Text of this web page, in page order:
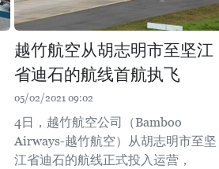
越竹航空从胡志明市至坚江
省迪石的航线首航执飞
05/02/2021 09:02
4日，越竹航空公司（Bamboo
Airways-越竹航空）从胡志明市至坚
江省迪石的航线正式投入运营，